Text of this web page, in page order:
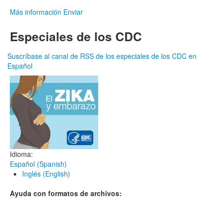
Más información Enviar
Especiales de los CDC
Suscríbase al canal de RSS de los especiales de los CDC en
Español
Idioma:
Español (Spanish)
Inglés (English)
Ayuda con formatos de archivos: